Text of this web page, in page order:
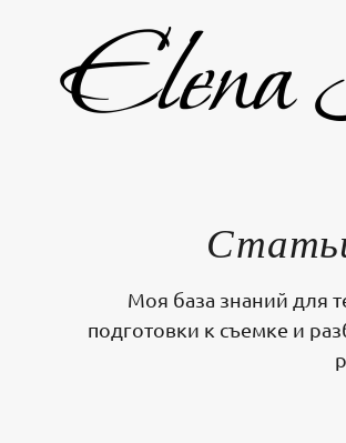
Моя база знаний для
подготовки к съемке и